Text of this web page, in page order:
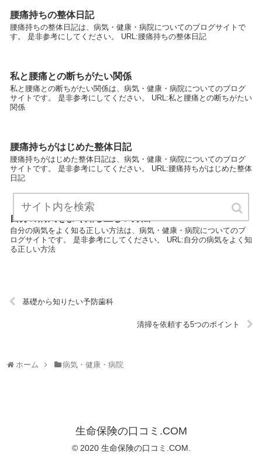
腰痛持ちの整体日記
腰痛持ちの整体日記は、病気・健康・病院についてのブログサイトで
す。 是非参考にしてください。 URL:腰痛持ちの整体日記
私と腰痛との断ちがたい関係
私と腰痛との断ちがたい関係は、病気・健康・病院についてのブログ
サイトです。 是非参考にしてください。 URL:私と腰痛との断ちがたい
関係
腰痛持ちがはじめた整体日記
腰痛持ちがはじめた整体日記は、病気・健康・病院についてのブログ
サイトです。 是非参考にしてください。 URL:腰痛持ちがはじめた整体
日記
自分の病気をよく知る正しい方法
自分の病気をよく知る正しい方法は、病気・健康・病院についてのブ
ログサイトです。 是非参考にしてください。 URL:自分の病気をよく知
る正しい方法
基礎から知りたい予防歯科
清掃を依頼する5つのポイント
ホーム 病気・健康・病院
生命保険の口コミ.COM
© 2020 生命保険の口コミ.COM.